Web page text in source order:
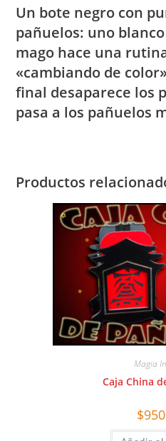
Un bote negro con
pañuelos: uno
mago hace una
«cambiando de
final desaparece los
pasa a los pañuelos
Productos
Magia
Caja China
$